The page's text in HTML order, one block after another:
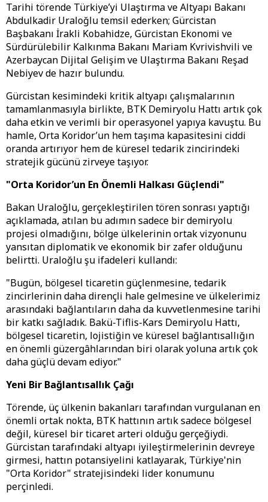
​Tarihi törende Türkiye’yi Ulaştırma ve Altyapı Bakanı
Abdulkadir Uraloğlu temsil ederken; Gürcistan
Başbakanı İrakli Kobahidze, Gürcistan Ekonomi ve
Sürdürülebilir Kalkınma Bakanı Mariam Kvrivishvili ve
Azerbaycan Dijital Gelişim ve Ulaştırma Bakanı Reşad
Nebiyev de hazır bulundu.
​Gürcistan kesimindeki kritik altyapı çalışmalarının
tamamlanmasıyla birlikte, BTK Demiryolu Hattı artık çok
daha etkin ve verimli bir operasyonel yapıya kavuştu. Bu
hamle, Orta Koridor’un hem taşıma kapasitesini ciddi
oranda artırıyor hem de küresel tedarik zincirindeki
stratejik gücünü zirveye taşıyor.
"Orta Koridor’un En Önemli Halkası Güçlendi"
​Bakan Uraloğlu, gerçekleştirilen tören sonrası yaptığı
açıklamada, atılan bu adımın sadece bir demiryolu
projesi olmadığını, bölge ülkelerinin ortak vizyonunu
yansıtan diplomatik ve ekonomik bir zafer olduğunu
belirtti. Uraloğlu şu ifadeleri kullandı:
​"Bugün, bölgesel ticaretin güçlenmesine, tedarik
zincirlerinin daha dirençli hale gelmesine ve ülkelerimiz
arasındaki bağlantıların daha da kuvvetlenmesine tarihi
bir katkı sağladık. Bakü-Tiflis-Kars Demiryolu Hattı,
bölgesel ticaretin, lojistiğin ve küresel bağlantısallığın
en önemli güzergâhlarından biri olarak yoluna artık çok
daha güçlü devam ediyor."
​Yeni Bir Bağlantısallık Çağı
​Törende, üç ülkenin bakanları tarafından vurgulanan en
önemli ortak nokta, BTK hattının artık sadece bölgesel
değil, küresel bir ticaret arteri olduğu gerçeğiydi.
Gürcistan tarafındaki altyapı iyileştirmelerinin devreye
girmesi, hattın potansiyelini katlayarak, Türkiye'nin
"Orta Koridor" stratejisindeki lider konumunu
perçinledi.